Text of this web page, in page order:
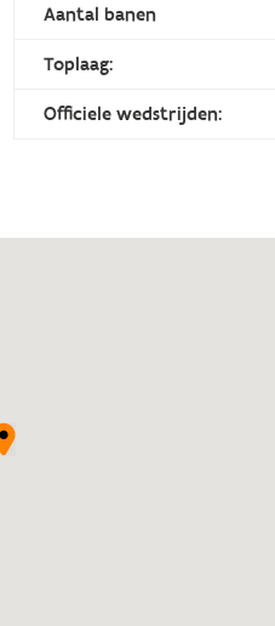
Aantal banen
Toplaag:
Officiele wedstrijden: